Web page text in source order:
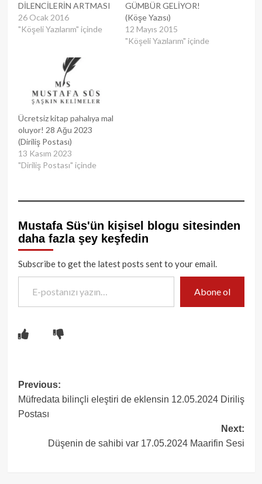
DİLENCİLERİN ARTMASI
26 Ocak 2016
"Köşeli Yazılarım" içinde
GÜMBÜR GELİYOR!
(Köşe Yazısı)
12 Mayıs 2015
"Köşeli Yazılarım" içinde
Ücretsiz kitap pahalıya mal
oluyor! 28 Ağu 2023
(Diriliş Postası)
13 Kasım 2023
"Diriliş Postası" içinde
Mustafa Süs'ün kişisel blogu sitesinden
daha fazla şey keşfedin
Subscribe to get the latest posts sent to your email.
E-postanızı yazın…
Abone ol
Post
navigation
Previous:
Müfredata bilinçli eleştiri de eklensin 12.05.2024 Diriliş
Postası
Next:
Düşenin de sahibi var 17.05.2024 Maarifin Sesi